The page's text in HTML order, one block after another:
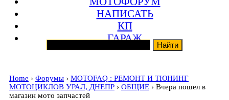
НАПИСАТЬ
КП
ГАРАЖ
Home › Форумы › MOTOFAQ : РЕМОНТ И ТЮНИНГ
МОТОЦИКЛОВ УРАЛ, ДНЕПР › ОБЩИЕ › Вчера пошел в
магазин мото запчастей